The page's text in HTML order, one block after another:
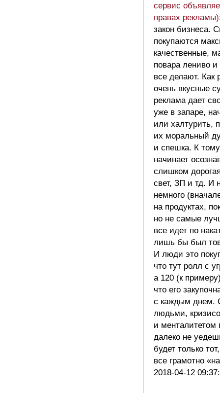
сервис
правах рекламы)
закон бизнеса.
покупаются
качественные,
повара лениво и
все делают. Как
очень вкусные
реклама дает
уже в запаре,
или халтурить,
их моральный
и спешка. К
начинает
слишком
свет, ЗП и тд. И
немного
на продуктах,
но не самые
все идет по
лишь бы был
И люди это
что тут ролл с
а 120 (к
что его
с каждым днем.
людьми,
и менталитетом
далеко не
будет только
все грамотно
2018-04-12